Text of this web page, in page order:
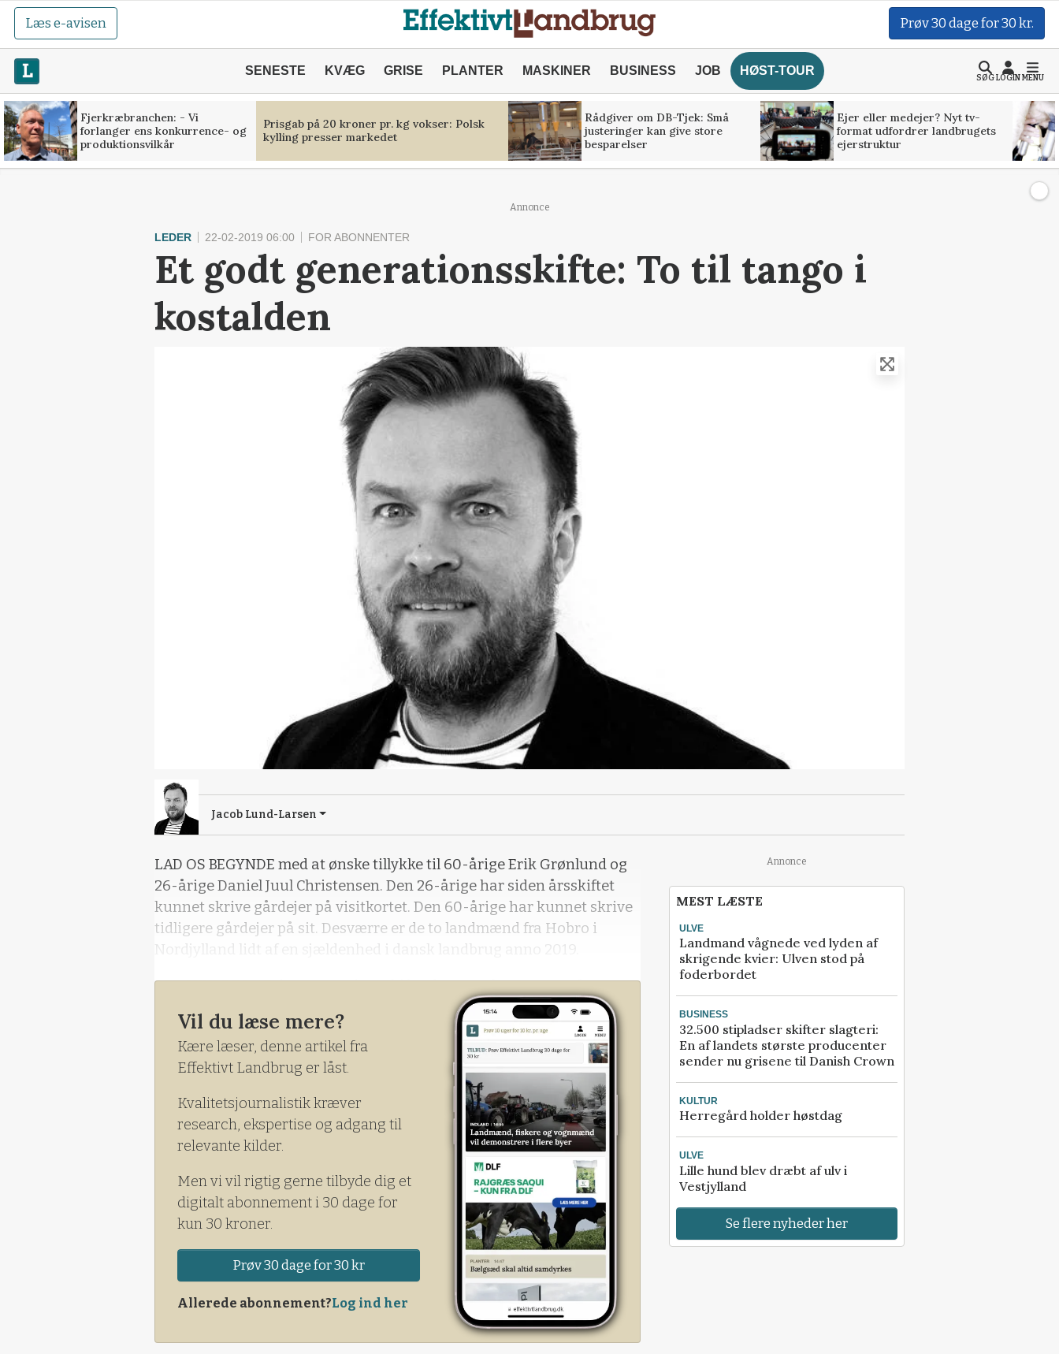
Læs e-avisen Prøv 30 dage for 30 kr.
SENESTE KVÆG GRISE PLANTER MASKINER BUSINESS JOB HØST-TOUR
SØGLOGINMENU
Fjerkræbranchen: - Vi
forlanger ens konkurrence- og
produktionsvilkår
Prisgab på 20 kroner pr. kg vokser: Polsk
kylling presser markedet
Rådgiver om DB-Tjek: Små
justeringer kan give store
besparelser
Ejer eller medejer? Nyt tv-
format udfordrer landbrugets
ejerstruktur
Annonce
LEDER 22-02-2019 06:00 FOR ABONNENTER
Et godt generationsskifte: To til tango i
kostalden
Jacob Lund-Larsen
LAD OS BEGYNDE med at ønske tillykke til 60-årige Erik Grønlund og
26-årige Daniel Juul Christensen. Den 26-årige har siden årsskiftet
kunnet skrive gårdejer på visitkortet. Den 60-årige har kunnet skrive
tidligere gårdejer på sit. Desværre er de to landmænd fra Hobro i
Nordjylland lidt af en sjældenhed i dansk landbrug anno 2019.
DET SKYLDES, AT det generationsskifte, de netop har gennemført, er a
Vil du læse mere?
Kære læser, denne artikel fra
Effektivt Landbrug er låst.
Kvalitetsjournalistik kræver
research, ekspertise og adgang til
relevante kilder.
Men vi vil rigtig gerne tilbyde dig et
digitalt abonnement i 30 dage for
kun 30 kroner.
Prøv 30 dage for 30 kr
Allerede abonnement?Log ind her
Annonce
MEST LÆSTE
ULVE
Landmand vågnede ved lyden af
skrigende kvier: Ulven stod på
foderbordet
BUSINESS
32.500 stipladser skifter slagteri:
En af landets største producenter
sender nu grisene til Danish Crown
KULTUR
Herregård holder høstdag
ULVE
Lille hund blev dræbt af ulv i
Vestjylland
Se flere nyheder her